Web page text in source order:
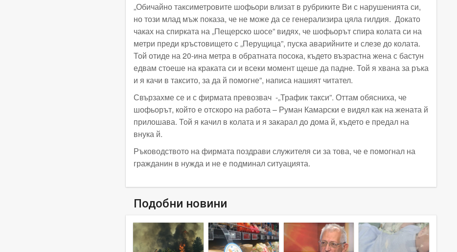
„Обичайно таксиметровите шофьори влизат в рубриките Ви с нарушенията си,
но този млад мъж показа, че не може да се генерализира цяла гилдия. Докато
чаках на спирката на „Пещерско шосе” видях, че шофьорът спира колата си на
метри преди кръстовището с „Перущица”, пуска аварийните и слезе до колата.
Той отиде на 20-ина метра в обратната посока, където възрастна жена с бастун
едвам стоеше на краката си и всеки момент щеше да падне. Той я хвана за ръка
и я качи в таксито, за да й помогне”, написа нашият читател.
Свързахме се и с фирмата превозвач -„Трафик такси”. Оттам обясниха, че
шофьорът, който е отскоро на работа – Руман Камарски е видял как на жената й
прилошава. Той я качил в колата и я закарал до дома й, където е предал на
внука й.
Ръководството на фирмата поздрави служителя си за това, че е помогнал на
гражданин в нужда и не е подминал ситуацията.
Подобни новини